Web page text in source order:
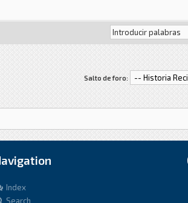
Salto de foro:
Index
Search